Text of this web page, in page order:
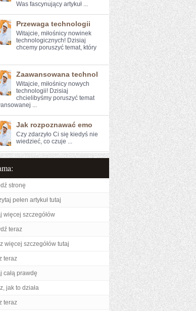
⁣Was fascynujący artykuł ...
Przewaga technologii
Witajcie, miłośnicy nowinek
technologicznych! Dzisiaj
chcemy poruszyć temat, ⁣który
Zaawansowana technol
Witajcie, miłośnicy nowych⁢
technologii! Dzisiaj
chcielibyśmy poruszyć temat
...
Jak rozpoznawać emo
Czy zdarzyło Ci ‌się kiedyś ⁤nie
wiedzieć, ‍co czuje ...
stronę
pełen artykuł tutaj
więcej szczegółów
teraz
więcej szczegółów tutaj
teraz
całą prawdę
jak to działa
teraz